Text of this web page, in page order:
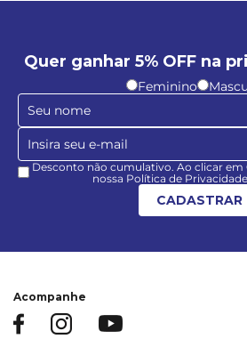
Quer ganhar 5% OFF na
Feminino
Desconto não cumulativo. Ao clicar em
nossa Política de
CADASTRAR
Acompanhe